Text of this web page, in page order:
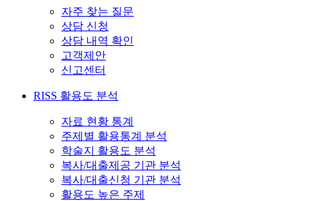
자주 찾는 질문
상담 신청
상담 내역 확인
고객제안
신고센터
RISS 활용도 분석
자료 현황 통계
주제별 활용통계 분석
학술지 활용도 분석
복사/대출제공 기관 분석
복사/대출신청 기관 분석
활용도 높은 주제